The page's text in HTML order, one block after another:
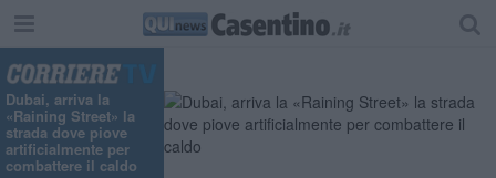
Dubai, arriva la
«Raining Street» la
strada dove piove
artificialmente per
combattere il caldo